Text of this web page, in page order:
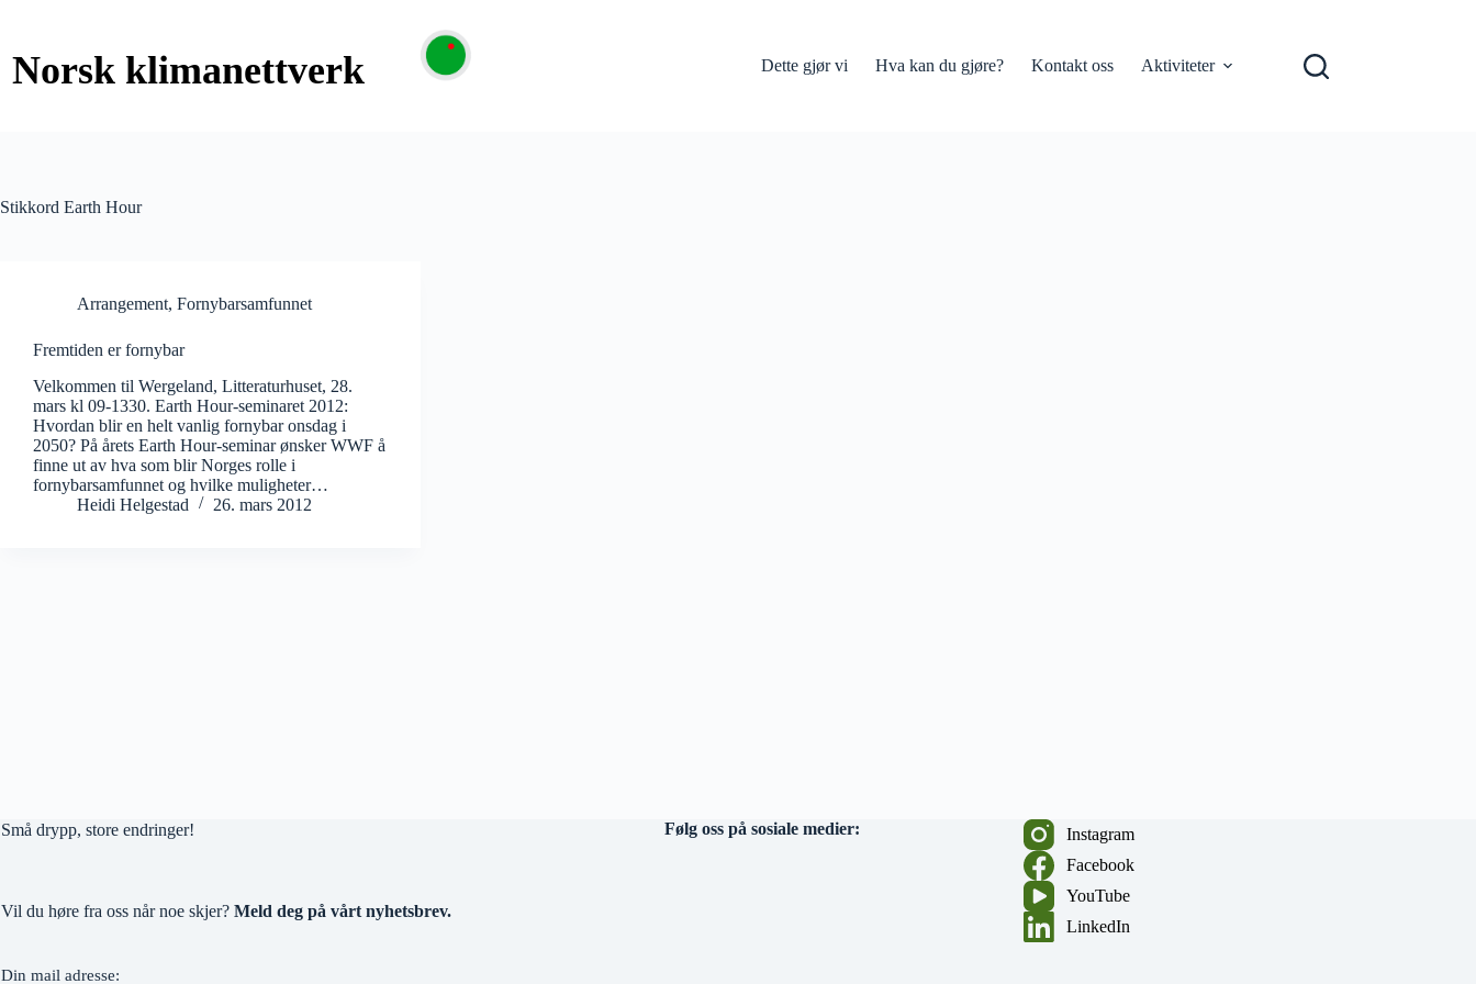
Dette gjør vi Hva kan du gjøre? Kontakt oss Aktiviteter
Stikkord Earth Hour
Arrangement, Fornybarsamfunnet
Fremtiden er fornybar
Velkommen til Wergeland, Litteraturhuset, 28.
mars kl 09-1330. Earth Hour-seminaret 2012:
Hvordan blir en helt vanlig fornybar onsdag i
2050? På årets Earth Hour-seminar ønsker WWF å
finne ut av hva som blir Norges rolle i
fornybarsamfunnet og hvilke muligheter…
Heidi Helgestad
26. mars 2012
Små drypp, store endringer!
Vil du høre fra oss når noe skjer? Meld deg på vårt nyhetsbrev.
Din mail adresse:
Følg oss på sosiale medier:
Instagram
Facebook
YouTube
LinkedIn